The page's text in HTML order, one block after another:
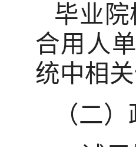
毕业
合用人
统中相关
（二